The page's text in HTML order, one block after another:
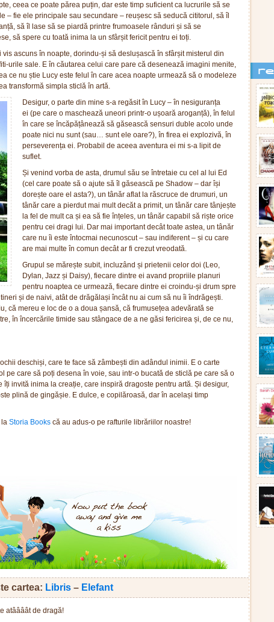
ceea ce poate părea puțin, dar este timp suficient ca lucrurile să se
– fie ele principale sau secundare – reușesc să seducă cititorul, să îl
să îl lase să se piardă printre frumoasele rânduri și să se
să spere cu toată inima la un sfârșit fericit pentru ei toți.
ascuns în noapte, dorindu-și să deslușască în sfârșit misterul din
urile sale. E în căutarea celui care pare că desenează imagini menite,
ce nu știe Lucy este felul în care acea noapte urmează să o modeleze
transformă simpla sticlă în artă.
Desigur, o parte din mine s-a regăsit în Lucy – în nesiguranța
ei (pe care o maschează uneori printr-o ușoară aroganță), în felul
în care se încăpățânează să găsească sensuri duble acolo unde
poate nici nu sunt (sau… sunt ele oare?), în firea ei explozivă, în
perseverența ei. Probabil de aceea aventura ei mi s-a lipit de
suflet.
Și venind vorba de asta, drumul său se întretaie cu cel al lui Ed
(cel care poate să o ajute să îl găsească pe Shadow – dar își
dorește oare el asta?), un tânăr aflat la răscruce de drumuri, un
tânăr care a pierdut mai mult decăt a primit, un tânăr care tânjește
la fel de mult ca și ea să fie înțeles, un tânăr capabil să riște orice
pentru cei dragi lui. Dar mai important decât toate astea, un tânăr
care nu îi este întocmai necunoscut – sau indiferent – și cu care
are mai multe în comun decât ar fi crezut vreodată.
Grupul se mărește subit, incluzând și prietenii celor doi (Leo,
Dylan, Jazz și Daisy), fiecare dintre ei avand propriile planuri
pentru noaptea ce urmează, fiecare dintre ei croindu-și drum spre
și de naivi, atât de drăgălași încât nu ai cum să nu îi îndrăgești.
că mereu e loc de o a doua șansă, că frumusețea adevărată se
în încercările timide sau stângace de a ne găsi fericirea și, de ce nu,
deschiși, care te face să zâmbești din adândul inimii. E o carte
pe care să poți desena în voie, sau intr-o bucată de sticlă pe care să o
invită inima la creație, care inspiră dragoste pentru artă. Și desigur,
plină de gingășie. E dulce, e copilăroasă, dar în același timp
la Storia Books că au adus-o pe rafturile librăriilor noastre!
cartea: Libris– Elefant
atâââât de dragă!